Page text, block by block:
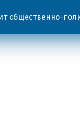
общественно-